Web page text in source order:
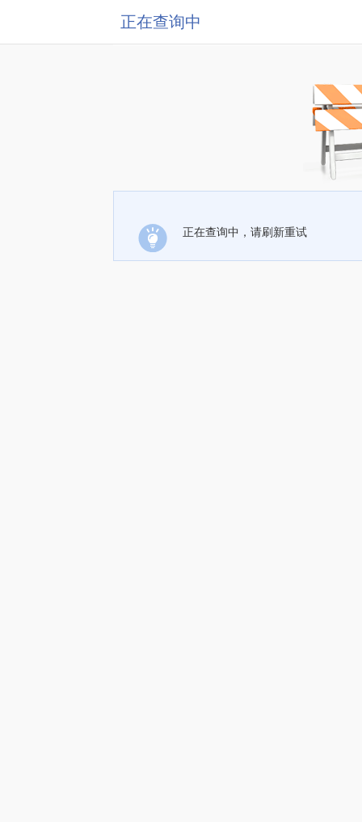
正在查询中
正在查询中，请刷新重试